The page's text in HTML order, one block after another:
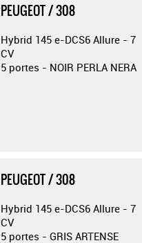
PEUGEOT / 308
Hybrid 145 e-DCS6 Allure - 7
CV
5 portes - NOIR PERLA NERA
PEUGEOT / 308
Hybrid 145 e-DCS6 Allure - 7
CV
5 portes - GRIS ARTENSE